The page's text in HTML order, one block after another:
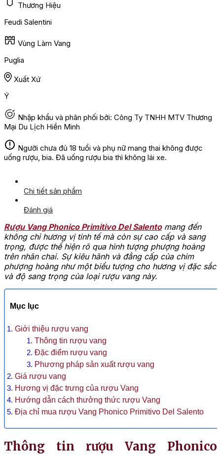
Thương Hiệu
Feudi Salentini
Vùng Làm Vang
Puglia
Xuất Xứ
Ý
Nhập khẩu và phân phối bởi: Công Ty TNHH MTV Thương
Mại Du Lịch Hiền Minh
Người chưa đủ 18 tuổi và phụ nữ mang thai không được
uống rượu, bia. Đã uống rượu bia thì không lái xe.
Chi tiết sản phẩm
Đánh giá
Rượu Vang Phonico Primitivo Del Salentomang đến
không chỉ hương vị tinh tế mà còn sự cao cấp và sang
trọng, được thể hiện rõ qua hình tượng phượng hoàng
trên nhãn chai. Sự kiêu hãnh và đẳng cấp của chim
phượng hoàng như một biểu tượng cho hương vị đặc sắc
và độ sang trọng của loại rượu vang này.
Mục lục
Giới thiệu rượu vang
Thông tin rượu vang
Đặc điểm rượu vang
Phương pháp sản xuất rượu vang
Giá rượu vang
Hương vị đặc trưng của rượu Vang
Hướng dẫn cách thưởng thức rượu Vang
Địa chỉ mua rượu Vang Phonico Primitivo Del Salento
Thông tin rượu Vang Phonico